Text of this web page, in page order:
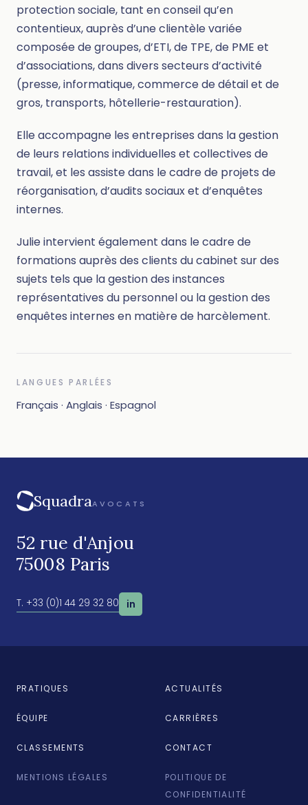
protection sociale, tant en conseil qu’en
contentieux, auprès d’une clientèle variée
composée de groupes, d’ETI, de TPE, de PME et
d’associations, dans divers secteurs d’activité
(presse, informatique, commerce de détail et de
gros, transports, hôtellerie-restauration).
Elle accompagne les entreprises dans la gestion
de leurs relations individuelles et collectives de
travail, et les assiste dans le cadre de projets de
réorganisation, d’audits sociaux et d’enquêtes
internes.
Julie intervient également dans le cadre de
formations auprès des clients du cabinet sur des
sujets tels que la gestion des instances
représentatives du personnel ou la gestion des
enquêtes internes en matière de harcèlement.
LANGUES PARLÉES
Français · Anglais · Espagnol
SquadraAVOCATS
52 rue d'Anjou
75008 Paris
T. +33 (0)1 44 29 32 80 in
PRATIQUES ACTUALITÉS
ÉQUIPE CARRIÈRES
CLASSEMENTS CONTACT
MENTIONS LÉGALES
POLITIQUE DE
CONFIDENTIALITÉ